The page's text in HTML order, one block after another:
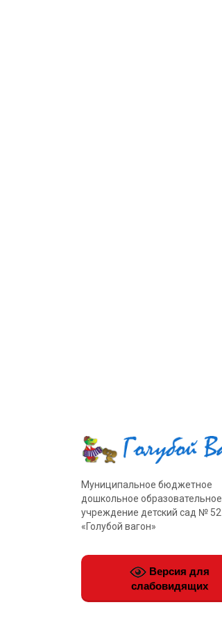
Муниципальное бюджетное
дошкольное образовательное
учреждение детский сад № 52
«Голубой вагон»
Версия для
слабовидящих